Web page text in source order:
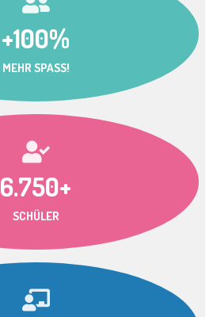
+100%
MEHR SPASS!
6.750+
SCHÜLER